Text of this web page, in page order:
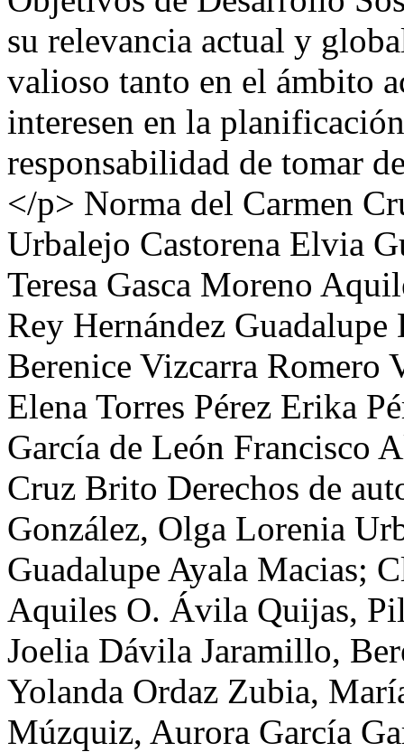
su relevancia actual y
valioso tanto en el ámbito
interesen en la
responsabilidad de tomar
</p> Norma del Carmen
Urbalejo Castorena Elvia
Teresa Gasca Moreno
Rey Hernández
Berenice Vizcarra Romero
Elena Torres Pérez Erika
García de León Francisco
Cruz Brito Derechos de
González, Olga Lorenia
Guadalupe Ayala Macias;
Aquiles O. Ávila Quijas,
Joelia Dávila Jaramillo,
Yolanda Ordaz Zubia,
Múzquiz, Aurora García